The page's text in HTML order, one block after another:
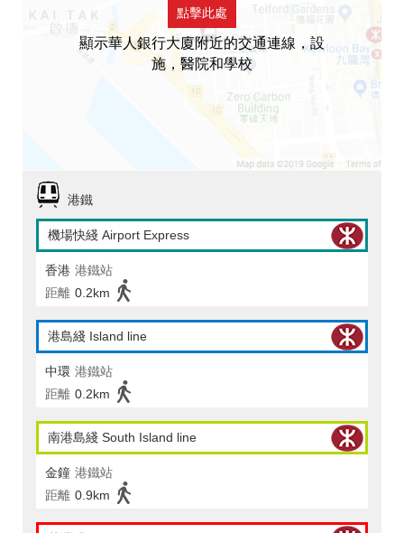
點擊此處
顯示華人銀行大廈附近的交通連線，設
施，醫院和學校
港鐵
機場快綫 Airport Express
香港 港鐵站
距離 0.2km
港島綫 Island line
中環 港鐵站
距離 0.2km
南港島綫 South Island line
金鐘 港鐵站
距離 0.9km